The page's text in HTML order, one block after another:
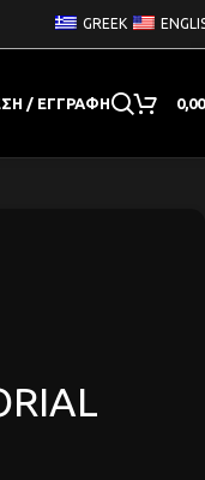
GREEK
/ ΕΓΓΡΑΦΉ